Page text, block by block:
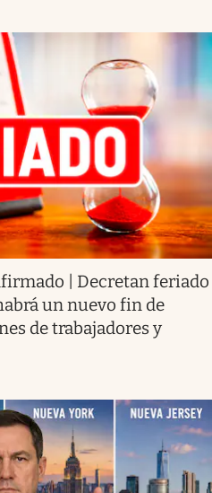
| Decretan feriado
un nuevo fin de
de trabajadores y